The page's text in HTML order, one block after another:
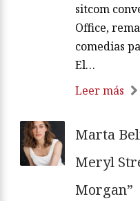
sitcom
Office,
comedias
El…
Leer más
Marta
Meryl
Morgan”